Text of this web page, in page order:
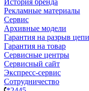
История бренда
Рекламные материалы
Сервис
Архивные модели
Гарантия на разрыв цепи
Гарантия на товар
Сервисные центры
Сервисный сайт
Экспресс-сервис
Сотрудничество